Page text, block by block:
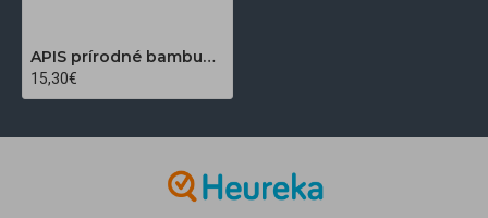
APIS prírodné bambucké maslo s arganovým olejom na masaž tváre 100g
15,30€